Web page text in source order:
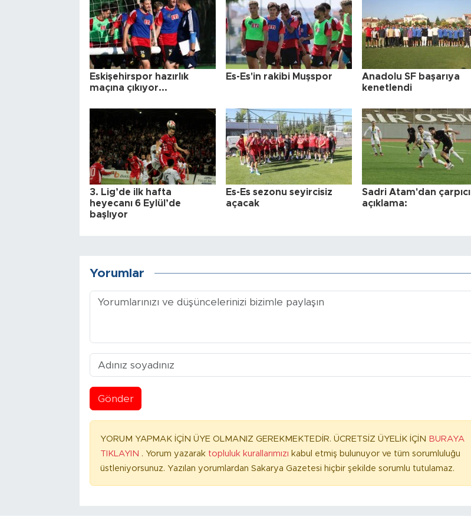
Eskişehirspor hazırlık
maçına çıkıyor...
Es-Es'in rakibi Muşspor
Anadolu SF başarıya
kenetlendi
3. Lig’de ilk hafta
heyecanı 6 Eylül’de
başlıyor
Es-Es sezonu seyircisiz
açacak
Sadri Atam'dan çarpıcı
açıklama:
Yorumlar
Gönder
YORUM YAPMAK İÇİN ÜYE OLMANIZ GEREKMEKTEDİR. ÜCRETSİZ ÜYELİK İÇİN BURAYA
TIKLAYIN . Yorum yazarak topluluk kurallarımızı kabul etmiş bulunuyor ve tüm sorumluluğu
üstleniyorsunuz. Yazılan yorumlardan Sakarya Gazetesi hiçbir şekilde sorumlu tutulamaz.